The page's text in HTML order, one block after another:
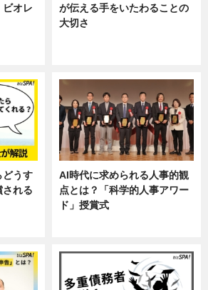
ビオレ
が伝える手をいたわることの
大切さ
どうす
される
AI時代に求められる人事的観
点とは？「科学的人事アワー
ド」授賞式